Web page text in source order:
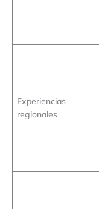
Experiencias
regionales